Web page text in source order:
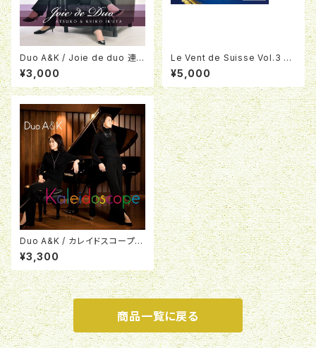
Duo A&K / Joie de duo 連
弾のよろこび
¥3,000
Le Vent de Suisse Vol.3 Du
oA&Kジョイントリサイタルチケ
ット
¥5,000
Duo A&K / カレイドスコープ /
Kaleidoscope
¥3,300
商品一覧に戻る